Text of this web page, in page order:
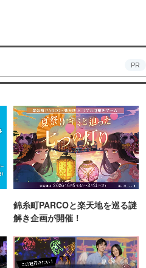
PR
錦糸町PARCOと楽天地を巡る謎
解き企画が開催！